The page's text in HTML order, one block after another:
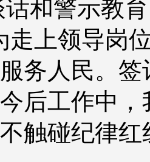
和警示教
走上领导岗
务人民。
后工作中
触碰纪律红